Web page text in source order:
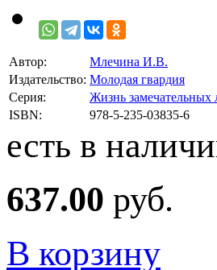
Автор:
Млечина И.В.
Издательство: Молодая гвардия
Серия:
Жизнь
ISBN:
978-5-235-03835-6
есть в
637.00 руб.
В корзину